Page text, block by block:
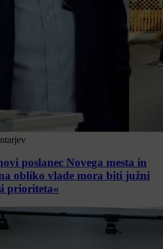
poslanec Novega mesta in
obliko vlade mora biti južni
prioriteta«